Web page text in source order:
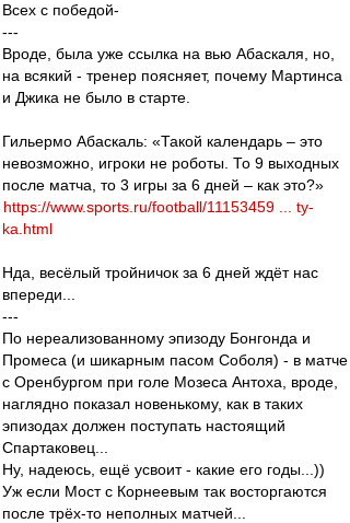
Всех с победой-
---
Вроде, была уже ссылка на вью Абаскаля, но,
на всякий - тренер поясняет, почему Мартинса
и Джика не было в старте.
Гильермо Абаскаль: «Такой календарь – это
невозможно, игроки не роботы. То 9 выходных
после матча, то 3 игры за 6 дней – как это?»
https://www.sports.ru/football/11153459 ... ty-
ka.html
Нда, весёлый тройничок за 6 дней ждёт нас
впереди...
---
По нереализованному эпизоду Бонгонда и
Промеса (и шикарным пасом Соболя) - в матче
с Оренбургом при голе Мозеса Антоха, вроде,
наглядно показал новенькому, как в таких
эпизодах должен поступать настоящий
Спартаковец...
Ну, надеюсь, ещё усвоит - какие его годы...))
Уж если Мост с Корнеевым так восторгаются
после трёх-то неполных матчей...